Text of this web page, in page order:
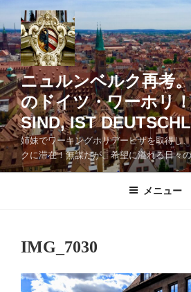
コ
ン
テ
ン
ツ
へ
ス
キ
ッ
プ
ニュルンベルク再考
のドイツ・ワーホリ
SIND, IST
姉妹でワーキングホリデービザを取得し
クに滞在！無謀だが、希望に溢れる日々
メニュー
IMG_7030